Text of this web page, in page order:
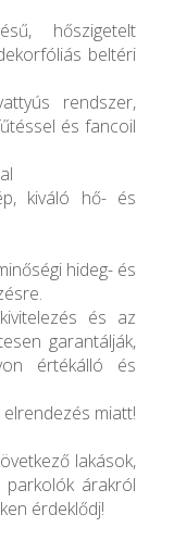
hőszigetelt
beltéri
rendszer,
és fancoil
kiváló hő- és
hideg- és
és az
garantálják,
értékálló és
miatt!
lakások,
parkolók árakról
érdeklődj!